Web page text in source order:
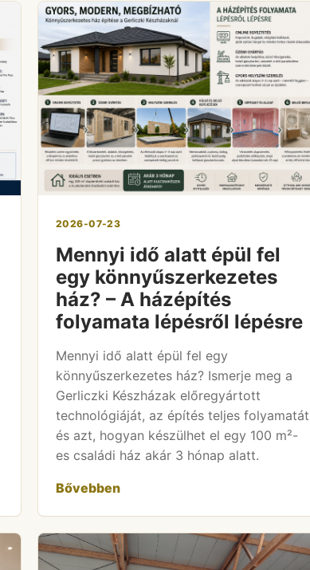
2026-07-23
Mennyi idő alatt épül fel
egy könnyűszerkezetes
ház? – A házépítés
folyamata lépésről lépésre
Mennyi idő alatt épül fel egy
könnyűszerkezetes ház? Ismerje meg a
Gerliczki Készházak előregyártott
technológiáját, az építés teljes folyamatát
és azt, hogyan készülhet el egy 100 m²-
es családi ház akár 3 hónap alatt.
Bővebben